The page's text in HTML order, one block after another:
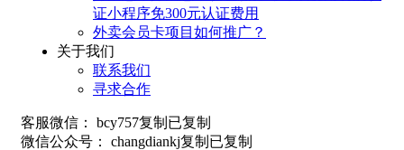
证小程序免300元认证费用
外卖会员卡项目如何推广？
关于我们
联系我们
寻求合作
客服微信： bcy757复制 已复制
微信公众号： changdiankj复制 已复制